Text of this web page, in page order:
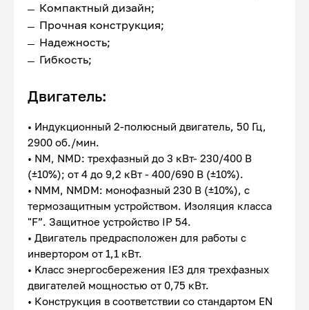
Компактный дизайн;
Прочная конструкция;
Надежность;
Гибкость;
Двигатель:
• Индукционный 2-полюсный двигатель, 50 Гц,
2900 об./мин.
• NM, NMD: трехфазный до 3 кВт- 230/400 В
(±10%); от 4 до 9,2 кВт - 400/690 В (±10%).
• NMM, NMDM: монофазный 230 В (±10%), с
термозащитным устройством. Изоляция класса
"F”. Защитное устройство IP 54.
• Двигатель предрасположен для работы с
инвертором от 1,1 кВт.
• Kласс энергосбережения IE3 для трехфазных
двигателей мощностью от 0,75 кВт.
• Конструкция в соответствии со стандартом EN